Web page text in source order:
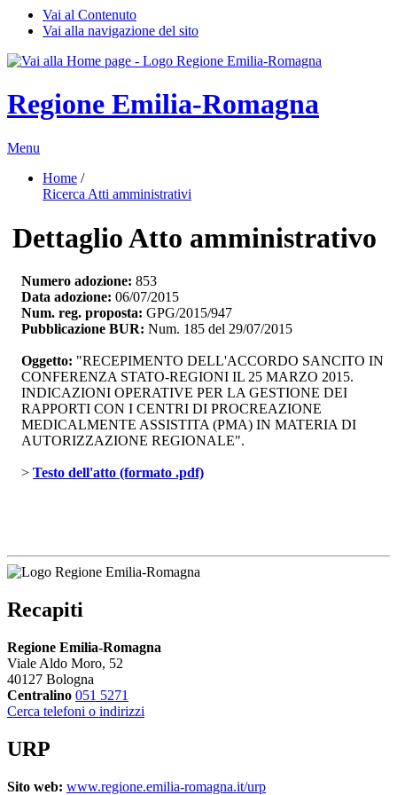
Vai al Contenuto
Vai alla navigazione del sito
Regione Emilia-Romagna
Menu
Home /
Ricerca Atti amministrativi
Dettaglio Atto amministrativo
Numero adozione: 853
Data adozione: 06/07/2015
Num. reg. proposta: GPG/2015/947
Pubblicazione BUR: Num. 185 del 29/07/2015
Oggetto: "RECEPIMENTO DELL'ACCORDO SANCITO IN
CONFERENZA STATO-REGIONI IL 25 MARZO 2015.
INDICAZIONI OPERATIVE PER LA GESTIONE DEI
RAPPORTI CON I CENTRI DI PROCREAZIONE
MEDICALMENTE ASSISTITA (PMA) IN MATERIA DI
AUTORIZZAZIONE REGIONALE".
> Testo dell'atto (formato .pdf)
Recapiti
Regione Emilia-Romagna
Viale Aldo Moro, 52
40127 Bologna
Centralino 051 5271
Cerca telefoni o indirizzi
URP
Sito web: www.regione.emilia-romagna.it/urp